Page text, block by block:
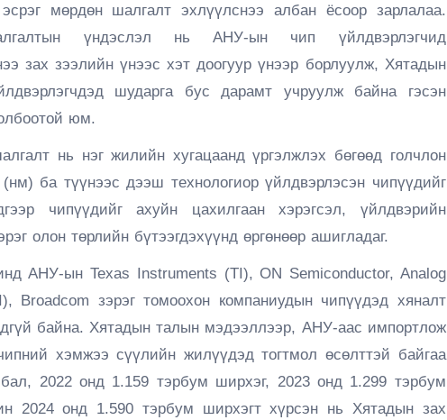
мөрдөн шалгалт эхлүүлснээ албан ёсоор зарлалаа.
үндэслэл нь АНУ-ын чип үйлдвэрлэгчид
зах зээлийн үнээс хэт доогуур үнээр борлуулж, Хятадын
шударга бус дарамт учруулж байна гэсэн
юм.
нь нэг жилийн хугацаанд үргэлжлэх бөгөөд голчлон
ба түүнээс дээш технологиор үйлдвэрлэсэн чипүүдийг
чипүүдийг ахуйн цахилгаан хэрэгсэл, үйлдвэрийн
олон төрлийн бүтээгдэхүүнд өргөнөөр ашигладаг.
АНУ-ын Texas Instruments (TI), ON Semiconductor, Analog
Broadcom зэрэг томоохон компаниудын чипүүдэд хяналт
байна. Хятадын талын мэдээллээр, АНУ-аас импортлож
хэмжээ сүүлийн жилүүдэд тогтмол өсөлттэй байгаа
2022 онд 1.159 тэрбум ширхэг, 2023 онд 1.299 тэрбум
2024 онд 1.590 тэрбум ширхэгт хүрсэн нь Хятадын зах